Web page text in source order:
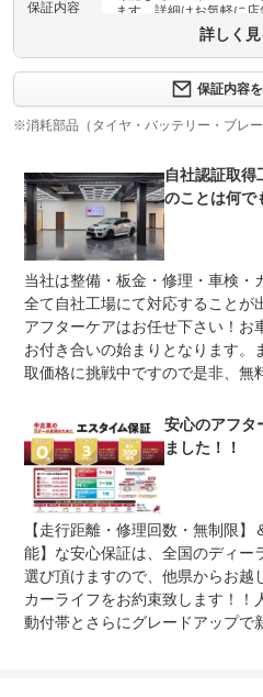
保証内容
ます。詳細はお気軽に
上限金額 -
免責金 無し
保証修理
受付先
-
法定整備
整備付 法定12ヶ月また
※車検なし・車検整備
※商用車は6ヶ月または
ご成約後・ご納車までに
番号第４－６４１２号
変お得な整備プランもご
詳しく見
保証内容
※消耗部品（タイヤ・バッテリー・ブレ
自社認証取得
のことは何で
当社は整備・板金・修理・車検・
全て自社工場にて対応することが
アフターケアはお任せ下さい！お
お付き合いの始まりとなります。
取価格に挑戦中ですので是非、無
安心のアフタ
ました！！
【走行距離・修理回数・無制限
能】な安心保証は、全国のディー
選び頂けますので、他県からお越
カーライフをお約束致します！！
動付帯とさらにグレードアップで